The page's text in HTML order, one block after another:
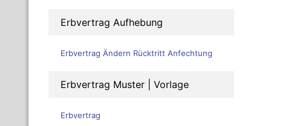
Erbvertrag Aufhebung
Erbvertrag Ändern Rücktritt Anfechtung
Erbvertrag Muster | Vorlage
Erbvertrag